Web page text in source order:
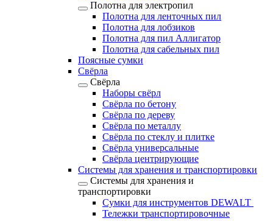
Полотна для электропил
Полотна для ленточных пил
Полотна для лобзиков
Полотна для пил Аллигатор
Полотна для сабельных пил
Поясные сумки
Свёрла
Свёрла
Наборы свёрл
Свёрла по бетону
Свёрла по дереву
Свёрла по металлу
Свёрла по стеклу и плитке
Свёрла универсальные
Свёрла центрирующие
Системы для хранения и транспортировки
Системы для хранения и
транспортировки
Сумки для инструментов DEWALT
Тележки транспортировочные